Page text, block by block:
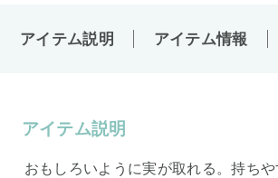
アイテム説明 アイテム情報
アイテム説明
おもしろいように実が取れる。持ち